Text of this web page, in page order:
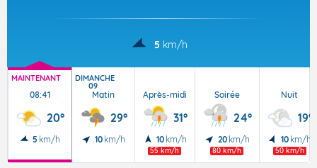
5 km/h
MAINTENANT
08:41
20°
5 km/h
DIMANCHE
09
Matin
29°
10 km/h
Après-midi
31°
10 km/h
55 km/h
Soirée
24°
20 km/h
80 km/h
Nuit
19°
10 km/h
50 km/h